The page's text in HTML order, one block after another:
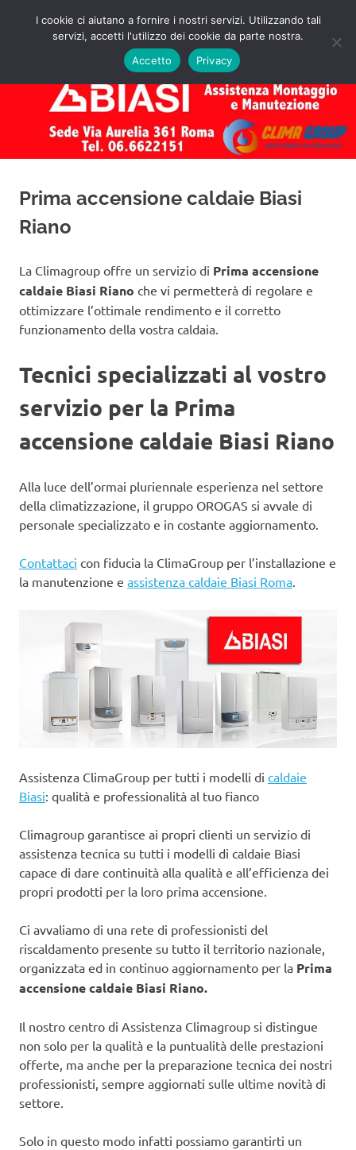
Assistenza
Caldaie
Biasi
Roma
Preventivo!
MENU
Prima accensione caldaie Biasi
Riano
La Climagroup offre un servizio di Prima accensione
caldaie Biasi Riano che vi permetterà di regolare e
ottimizzare l’ottimale rendimento e il corretto
funzionamento della vostra caldaia.
Tecnici specializzati al vostro
servizio per la Prima
accensione caldaie Biasi Riano
Alla luce dell’ormai pluriennale esperienza nel settore
della climatizzazione, il gruppo OROGAS si avvale di
personale specializzato e in costante aggiornamento.
Contattaci con fiducia la ClimaGroup per l’installazione e
la manutenzione e assistenza caldaie Biasi Roma.
Assistenza ClimaGroup per tutti i modelli di caldaie
Biasi: qualità e professionalità al tuo fianco
Climagroup garantisce ai propri clienti un servizio di
assistenza tecnica su tutti i modelli di caldaie Biasi
capace di dare continuità alla qualità e all’efficienza dei
propri prodotti per la loro prima accensione.
Ci avvaliamo di una rete di professionisti del
riscaldamento presente su tutto il territorio nazionale,
organizzata ed in continuo aggiornamento per la Prima
accensione caldaie Biasi Riano.
Il nostro centro di Assistenza Climagroup si distingue
non solo per la qualità e la puntualità delle prestazioni
offerte, ma anche per la preparazione tecnica dei nostri
professionisti, sempre aggiornati sulle ultime novità di
settore.
Solo in questo modo infatti possiamo garantirti un
I cookie ci aiutano a fornire i nostri servizi. Utilizzando tali
servizi, accetti l'utilizzo dei cookie da parte nostra.
Accetto
Privacy